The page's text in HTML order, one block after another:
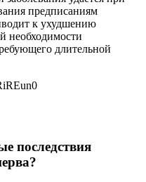
предписаниям
к ухудшению
необходимости
длительной
последствия